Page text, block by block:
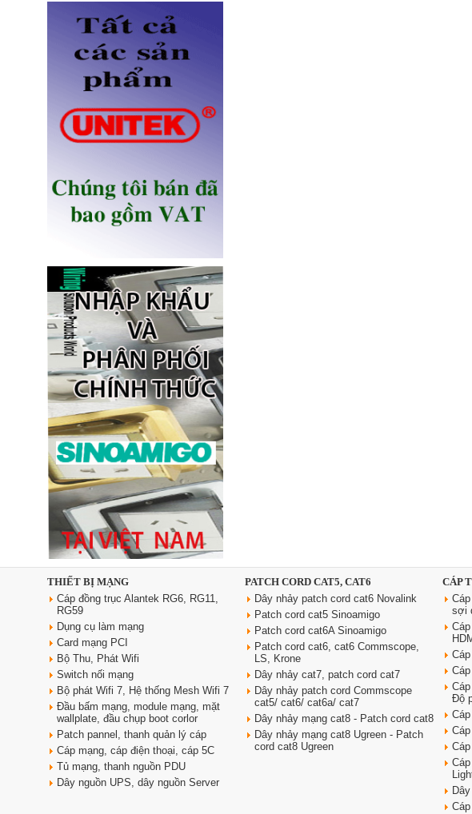
Ổ điện âm bàn Sinoamigo STS-
R90B-2 chính hãng
Ổ điện âm bàn đảo bếp có sạc
không dây 15W, USB-C -
Novalink KA-01
Giá: 2,650,000 VNĐ
Ổ cắm âm bàn đảo bếp nâng
hạ, tích hợp sạc không dây, loa
bluetooth Sinoamigo STP-
2AB/Pub+Qi
Giá: 4,600,000 VNĐ
Dây nguồn C19 C20 dài 3m tiết
diện 3x2.5 mm2 dùng cho PDU
Giá: 370,000 VNĐ
THIẾT BỊ MẠNG
Cáp đồng trục Alantek RG6, RG11,
RG59
Dụng cụ làm mạng
Card mạng PCI
Bộ Thu, Phát Wifi
Switch nối mạng
Bộ phát Wifi 7, Hệ thống Mesh Wifi 7
Đầu bấm mạng, module mạng, mặt
wallplate, đầu chụp boot corlor
Patch pannel, thanh quản lý cáp
Cáp mạng, cáp điện thoại, cáp 5C
Tủ mạng, thanh nguồn PDU
Dây nguồn UPS, dây nguồn Server
PATCH CORD CAT5, CAT6
Dây nhảy patch cord cat6 Novalink
Patch cord cat5 Sinoamigo
Patch cord cat6A Sinoamigo
Patch cord cat6, cat6 Commscope,
LS, Krone
Dây nhảy cat7, patch cord cat7
Dây nhảy patch cord Commscope
cat5/ cat6/ cat6a/ cat7
Dây nhảy mạng cat8 - Patch cord cat8
Dây nhảy mạng cat8 Ugreen - Patch
cord cat8 Ugreen
CÁP
sợi
Độ